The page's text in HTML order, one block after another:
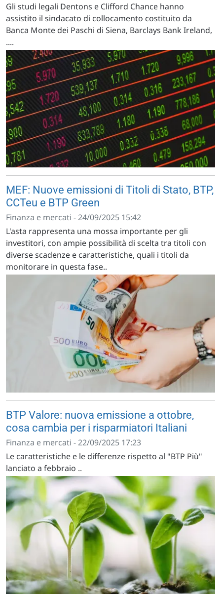
Gli studi legali Dentons e Clifford Chance hanno
assistito il sindacato di collocamento costituito da
Banca Monte dei Paschi di Siena, Barclays Bank Ireland,
....
MEF: Nuove emissioni di Titoli di Stato, BTP,
CCTeu e BTP Green
Finanza e mercati - 24/09/2025 15:42
L'asta rappresenta una mossa importante per gli
investitori, con ampie possibilità di scelta tra titoli con
diverse scadenze e caratteristiche, quali i titoli da
monitorare in questa fase..
BTP Valore: nuova emissione a ottobre,
cosa cambia per i risparmiatori Italiani
Finanza e mercati - 22/09/2025 17:23
Le caratteristiche e le differenze rispetto al "BTP Più"
lanciato a febbraio ..